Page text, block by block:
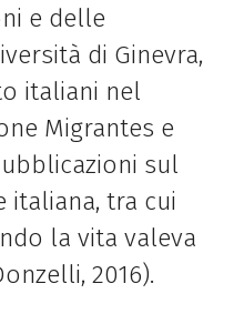
e delle
di Ginevra,
italiani nel
Migrantes e
sul
italiana, tra cui
la vita valeva
2016).